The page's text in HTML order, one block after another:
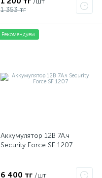
1 353 тг
Рекомендуем
Аккумулятор 12В 7А.ч
Security Force SF 1207
6 400 тг /шт